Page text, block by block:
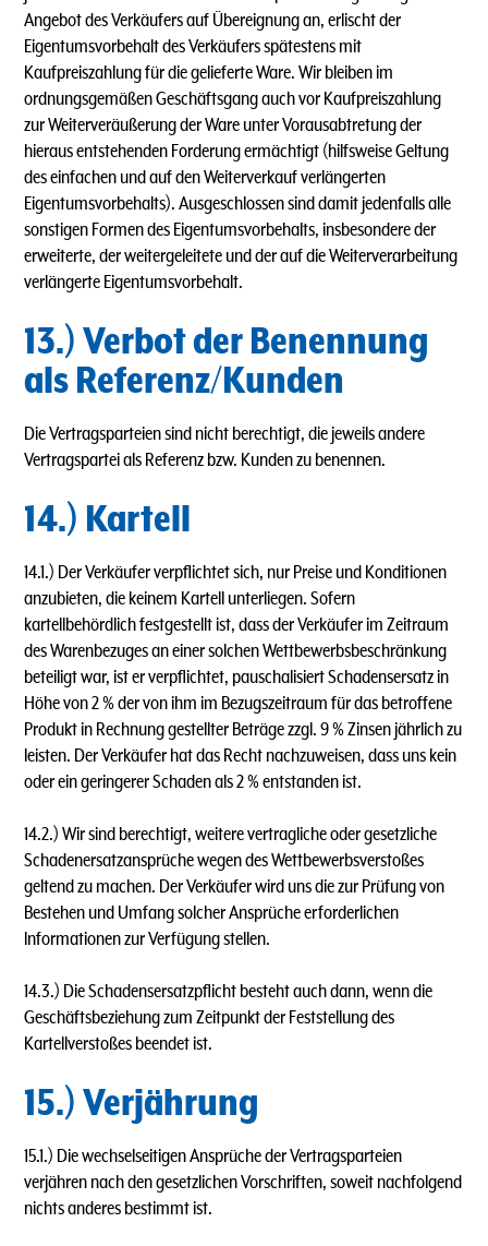
Angebot des Verkäufers auf Übereignung an, erlischt der
Eigentumsvorbehalt des Verkäufers spätestens mit
Kaufpreiszahlung für die gelieferte Ware. Wir bleiben im
ordnungsgemäßen Geschäftsgang auch vor Kaufpreiszahlung
zur Weiterveräußerung der Ware unter Vorausabtretung der
hieraus entstehenden Forderung ermächtigt (hilfsweise Geltung
des einfachen und auf den Weiterverkauf verlängerten
Eigentumsvorbehalts). Ausgeschlossen sind damit jedenfalls alle
sonstigen Formen des Eigentumsvorbehalts, insbesondere der
erweiterte, der weitergeleitete und der auf die Weiterverarbeitung
verlängerte Eigentumsvorbehalt.
13.) Verbot der Benennung
als Referenz/Kunden
Die Vertragsparteien sind nicht berechtigt, die jeweils andere
Vertragspartei als Referenz bzw. Kunden zu benennen.
14.) Kartell
14.1.) Der Verkäufer verpflichtet sich, nur Preise und Konditionen
anzubieten, die keinem Kartell unterliegen. Sofern
kartellbehördlich festgestellt ist, dass der Verkäufer im Zeitraum
des Warenbezuges an einer solchen Wettbewerbsbeschränkung
beteiligt war, ist er verpflichtet, pauschalisiert Schadensersatz in
Höhe von 2 % der von ihm im Bezugszeitraum für das betroffene
Produkt in Rechnung gestellter Beträge zzgl. 9 % Zinsen jährlich zu
leisten. Der Verkäufer hat das Recht nachzuweisen, dass uns kein
oder ein geringerer Schaden als 2 % entstanden ist.
14.2.) Wir sind berechtigt, weitere vertragliche oder gesetzliche
Schadenersatzansprüche wegen des Wettbewerbsverstoßes
geltend zu machen. Der Verkäufer wird uns die zur Prüfung von
Bestehen und Umfang solcher Ansprüche erforderlichen
lnformationen zur Verfügung stellen.
14.3.) Die Schadensersatzpflicht besteht auch dann, wenn die
Geschäftsbeziehung zum Zeitpunkt der Feststellung des
Kartellverstoßes beendet ist.
15.) Verjährung
15.1.) Die wechselseitigen Ansprüche der Vertragsparteien
verjähren nach den gesetzlichen Vorschriften, soweit nachfolgend
nichts anderes bestimmt ist.